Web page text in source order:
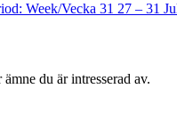
Week/Vecka 31 27 –
du är intresserad av.